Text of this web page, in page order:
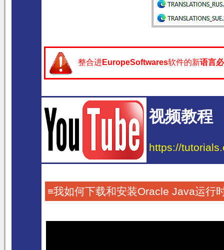
整合进EuropeSoftwares软件的新语言
视频教程
https://
≡我如何下载和安装Oracle Java运行